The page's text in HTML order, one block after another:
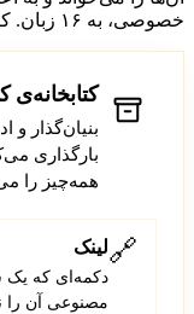
خصوصی، به ۱۶ زبان. کادر دیگر تکرار نمی‌کند.
کتابخانه‌ی
بنیان‌گذار و
بارگذاری
همه‌چیز را
🔗لینک
دکمه‌ای که یک
مصنوعی آن را